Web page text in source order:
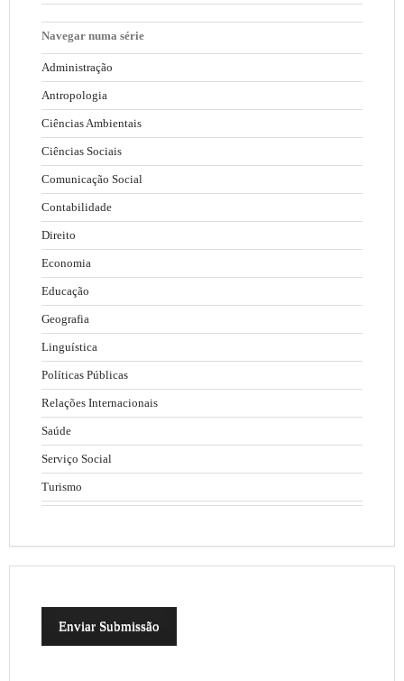
Navegar numa série
Administração
Antropologia
Ciências Ambientais
Ciências Sociais
Comunicação Social
Contabilidade
Direito
Economia
Educação
Geografia
Linguística
Políticas Públicas
Relações Internacionais
Saúde
Serviço Social
Turismo
Enviar Submissão